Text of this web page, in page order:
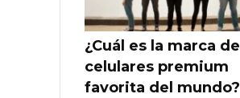
¿Cuál es la marca de
celulares premium
favorita del mundo?